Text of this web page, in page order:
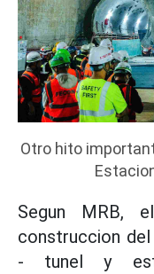
Otro hito
Segun MRB,
construccion
- tunel y